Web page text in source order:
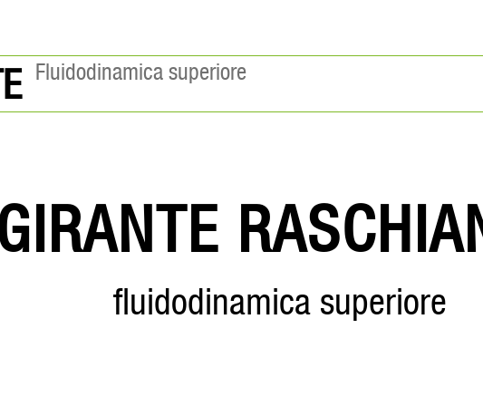
Fluidodinamica superiore
fluidodinamica superiore